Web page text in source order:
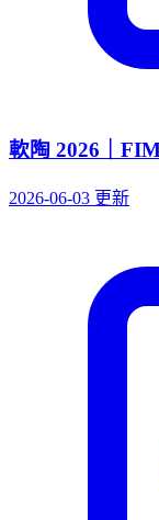
軟陶 2026｜
2026-06-03 更新